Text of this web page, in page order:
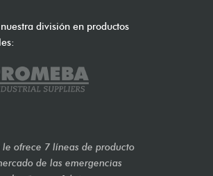
división en productos
le ofrece 7 líneas de producto
de las emergencias